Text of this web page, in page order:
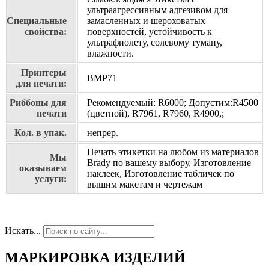
Специальные
свойства:
ультраагрессивным адгезивом для
замасленных и шероховатых
поверхностей, устойчивость к
ультрафиолету, солевому туману,
влажности.
Принтеры
для печати:
BMP71
Риббоны для
печати
Рекомендуемый: R6000; Допустим:R4500
(цветной), R7961, R7960, R4900,;
Кол. в упак.
непрер.
Мы
оказываем
услуги:
Печать этикетки на любом из материалов
Brady по вашему выбору, Изготовление
наклеек, Изготовление табличек по
вышим макетам и чертежам
Искать...
МАРКИРОВКА ИЗДЕЛИЙ